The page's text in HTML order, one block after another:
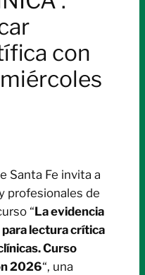
con
Santa Fe invita a
profesionales de
“La evidencia
lectura crítica
Curso
2026“, una